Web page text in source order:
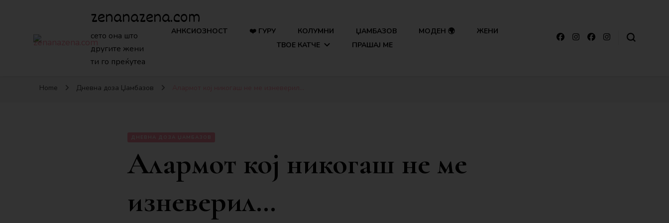
zenanazena.com
сето она што
другите жени
ти го преќутеа
АНКСИОЗНОСТ ❤️ ГУРУ КОЛУМНИ ЏАМБАЗОВ МОДЕН 🌍
ЖЕНИ
ТВОЕ КАТЧЕ
ПРАШАЈ МЕ
Home Дневна доза Џамбазов
Алармот кој никогаш не ме
изневерил…